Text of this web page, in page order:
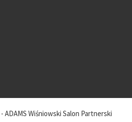
- ADAMS Wiśniowski Salon Partnerski